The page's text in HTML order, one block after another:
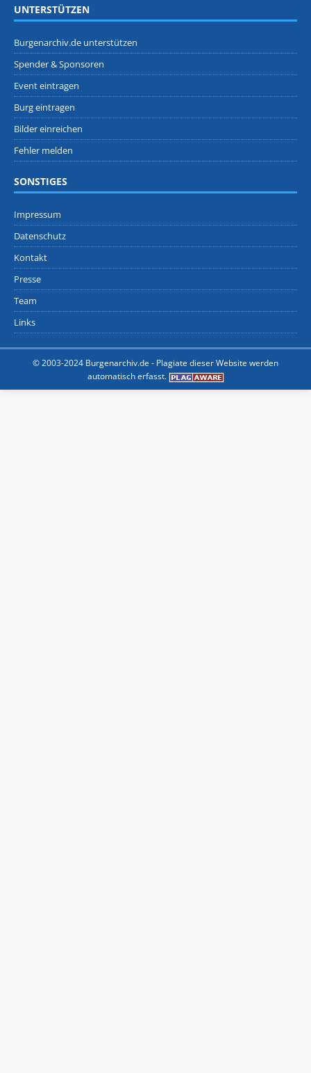
UNTERSTÜTZEN
Burgenarchiv.de unterstützen
Spender & Sponsoren
Event eintragen
Burg eintragen
Bilder einreichen
Fehler melden
SONSTIGES
Impressum
Datenschutz
Kontakt
Presse
Team
Links
© 2003-2024 Burgenarchiv.de - Plagiate dieser Website werden
automatisch erfasst.